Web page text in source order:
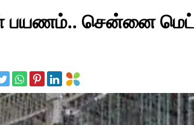
பயணம்.. சென்னை